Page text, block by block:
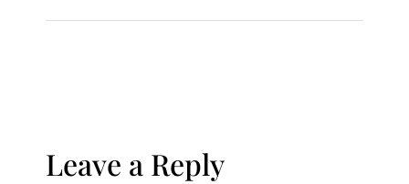
Leave a Reply